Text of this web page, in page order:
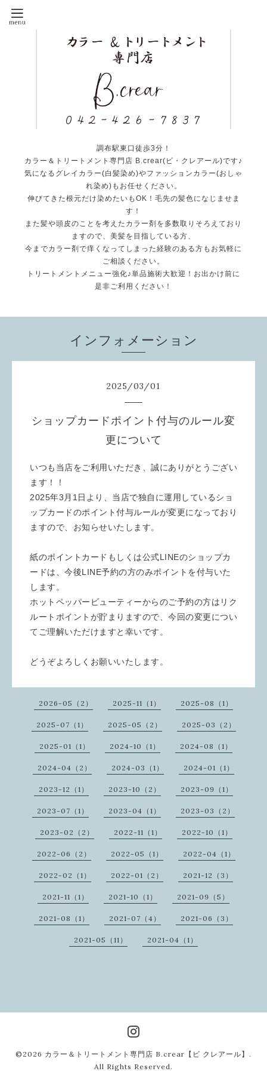
調布駅東口徒歩3分！
カラー＆トリートメント専門店 B.crear(ビ・クレアール)です♪
気になるグレイカラー(白髪染め)やファッションカラー(おしゃ
れ染め)もお任せください。
伸びてきた根元だけ染めたいもOK！毛先の髪色になじませま
す！
また髪や頭皮のことを考えたカラー剤を多数取りそろえており
ますので、美髪を目指している方、
今までカラー剤で痒くなってしまった経験のある方もお気軽に
ご相談ください。
トリートメントメニュー強化♪単品施術大歓迎！お出かけ前に
是非ご利用ください！
インフォメーション
2025/03/01
ショップカードポイント付与のルール変
更について
いつも当店をご利用いただき、誠にありがとうござい
ます！！
2025年3月1日より、当店で独自に運用しているショ
ップカードのポイント付与ルールが変更になっており
ますので、お知らせいたします。
紙のポイントカードもしくは公式LINEのショップカ
ードは、今後LINE予約の方のみポイントを付与いた
します。
ホットペッパービューティーからのご予約の方はリク
ルートポイントが貯まりますので、今回の変更につい
てご理解いただけますと幸いです。
どうぞよろしくお願いいたします。
2026-05（2） 2025-11（1） 2025-08（1）
2025-07（1） 2025-05（2） 2025-03（2）
2025-01（1） 2024-10（1） 2024-08（1）
2024-04（2） 2024-03（1） 2024-01（1）
2023-12（1） 2023-10（2） 2023-09（1）
2023-07（1） 2023-04（1） 2023-03（2）
2023-02（2） 2022-11（1） 2022-10（1）
2022-06（2） 2022-05（1） 2022-04（1）
2022-02（1） 2022-01（2） 2021-12（3）
2021-11（1） 2021-10（1） 2021-09（5）
2021-08（1） 2021-07（4） 2021-06（3）
2021-05（11） 2021-04（1）
©2026 カラー＆トリートメント専門店 B.crear【ビ クレアール】 .
All Rights Reserved.